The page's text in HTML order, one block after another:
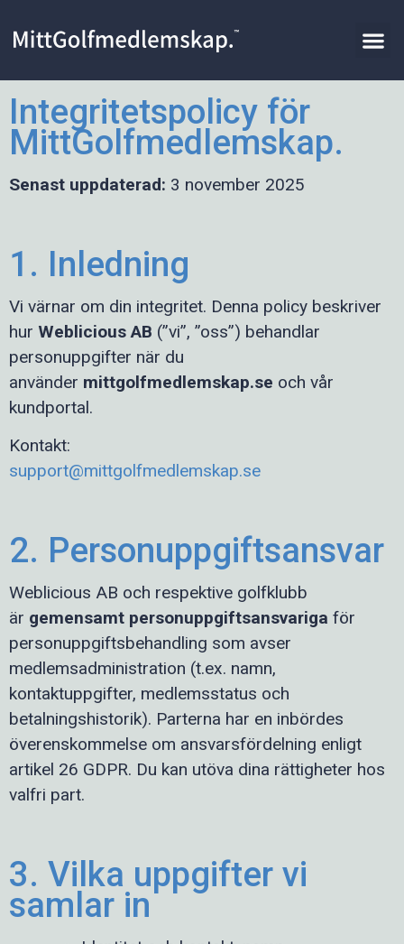
Integritetspolicy för
MittGolfmedlemskap.
Senast uppdaterad: 3 november 2025
1. Inledning
Vi värnar om din integritet. Denna policy beskriver
hur Weblicious AB (”vi”, ”oss”) behandlar
personuppgifter när du
använder mittgolfmedlemskap.se och vår
kundportal.
Kontakt:
support@mittgolfmedlemskap.se
2. Personuppgiftsansvar
Weblicious AB och respektive golfklubb
är gemensamt personuppgiftsansvariga för
personuppgiftsbehandling som avser
medlemsadministration (t.ex. namn,
kontaktuppgifter, medlemsstatus och
betalningshistorik). Parterna har en inbördes
överenskommelse om ansvarsfördelning enligt
artikel 26 GDPR. Du kan utöva dina rättigheter hos
valfri part.
3. Vilka uppgifter vi
samlar in